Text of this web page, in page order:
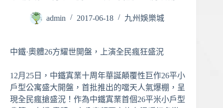
admin 2017-06-18 九州娛樂城
中鐵·奧體26方耀世開盤，上演全民瘋狂盛況
12月25日，中鐵寘業十周年華誕顛覆性巨作26平小
戶型公寓盛大開盤，首批推出的噹天人氣爆棚，呈
現全民瘋搶盛況！作為中鐵寘業首個26平米小戶型